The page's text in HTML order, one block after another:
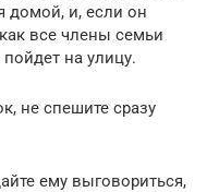
домой, и, если он
все члены семьи
на улицу.
не спешите сразу
ему выговориться,